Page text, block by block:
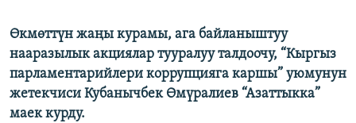
Өкмөттүн жаңы курамы, ага байланыштуу
нааразылык акциялар тууралуу талдоочу, “Кыргыз
парламентарийлери коррупцияга каршы” уюмунун
жетекчиси Кубанычбек Өмүралиев “Азаттыкка”
маек курду.